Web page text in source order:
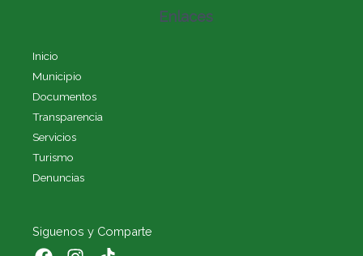
Enlaces
Inicio
Municipio
Documentos
Transparencia
Servicios
Turismo
Denuncias
Siguenos y Comparte